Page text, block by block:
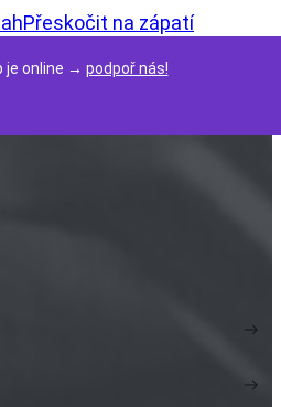
Přeskočit na zápatí
je online → podpoř nás!